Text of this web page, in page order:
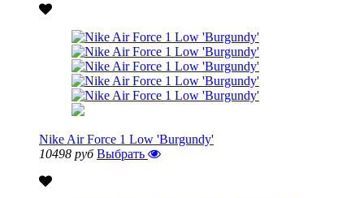
Nike Air Force 1 Low 'Burgundy'
10498 руб Выбрать